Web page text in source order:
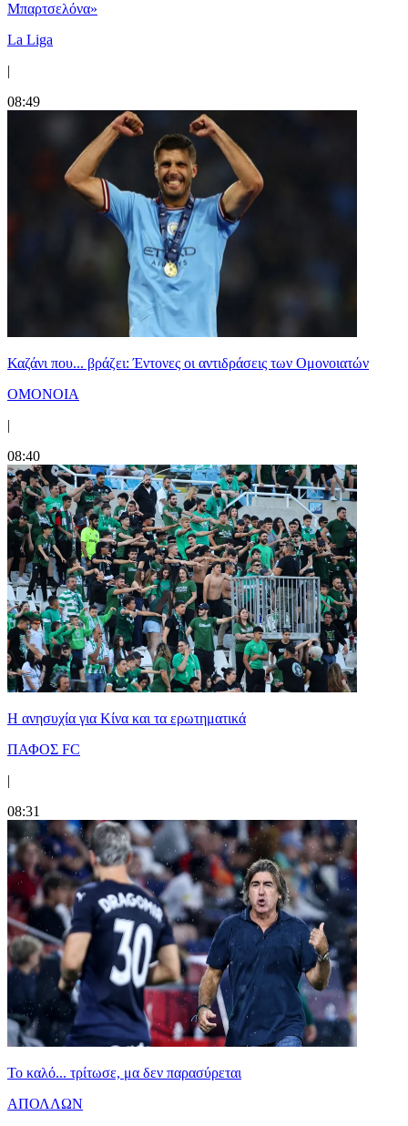
Μπαρτσελόνα»
La Liga
|
08:49
Καζάνι που... βράζει: Έντονες οι αντιδράσεις των Ομονοιατών
ΟΜΟΝΟΙΑ
|
08:40
Η ανησυχία για Κίνα και τα ερωτηματικά
ΠΑΦΟΣ FC
|
08:31
Το καλό... τρίτωσε, μα δεν παρασύρεται
ΑΠΟΛΛΩΝ